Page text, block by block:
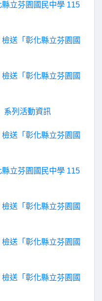
縣立芬園國民中學 115
檢送「彰化縣立芬園國
檢送「彰化縣立芬園國
系列活動資訊
檢送「彰化縣立芬園國
縣立芬園國民中學 115
檢送「彰化縣立芬園國
檢送「彰化縣立芬園國
檢送「彰化縣立芬園國